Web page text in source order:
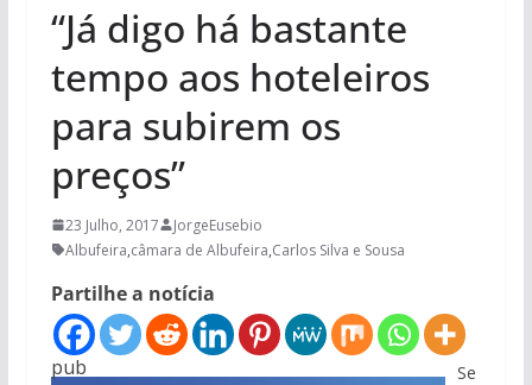
“Já digo há bastante
tempo aos hoteleiros
para subirem os
preços”
23 Julho, 2017
JorgeEusebio
Albufeira,câmara de Albufeira,Carlos Silva e Sousa
Partilhe a notícia
pub
Se